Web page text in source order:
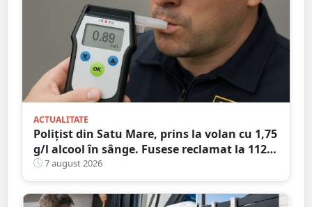
ACTUALITATE
Polițist din Satu Mare, prins la volan cu 1,75
g/l alcool în sânge. Fusese reclamat la 112
că circula pe contrasens
7 august 2026